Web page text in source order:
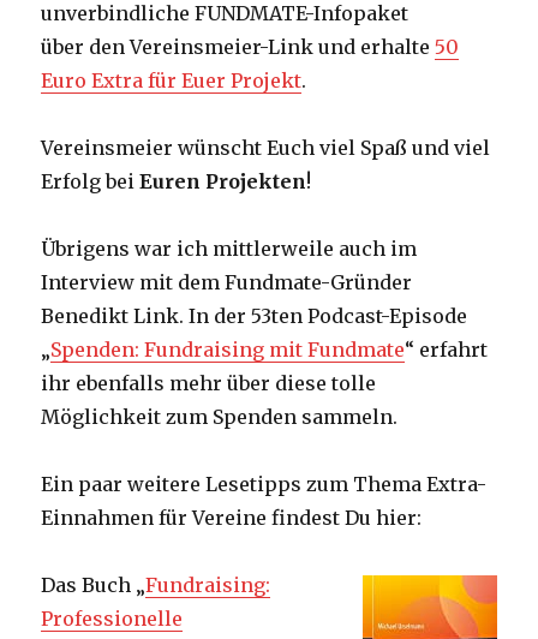
unverbindliche FUNDMATE-Infopaket
über den Vereinsmeier-Link und erhalte50
Euro Extra für Euer Projekt.
Vereinsmeier wünscht Euch viel Spaß und viel
Erfolg beiEuren Projekten!
Übrigens war ich mittlerweile auch im
Interview mit dem Fundmate-Gründer
Benedikt Link. In der 53ten Podcast-Episode
„Spenden: Fundraising mit Fundmate“ erfahrt
ihr ebenfalls mehr über diese tolle
Möglichkeit zum Spenden sammeln.
Ein paar weitere Lesetipps zum Thema Extra-
Einnahmen für Vereine findest Du hier:
Das Buch „Fundraising:
Professionelle